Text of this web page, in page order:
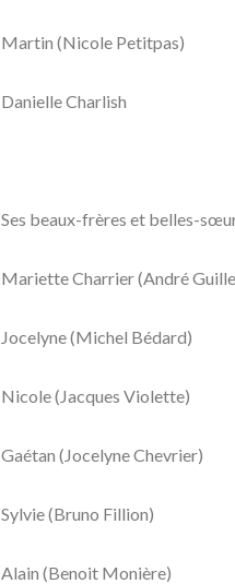
Martin (Nicole Petitpas)
Danielle Charlish
Ses beaux-frères et belles-
Mariette Charrier (André
Jocelyne (Michel Bédard)
Nicole (Jacques Violette)
Gaétan (Jocelyne Chevrier)
Sylvie (Bruno Fillion)
Alain (Benoit Monière)